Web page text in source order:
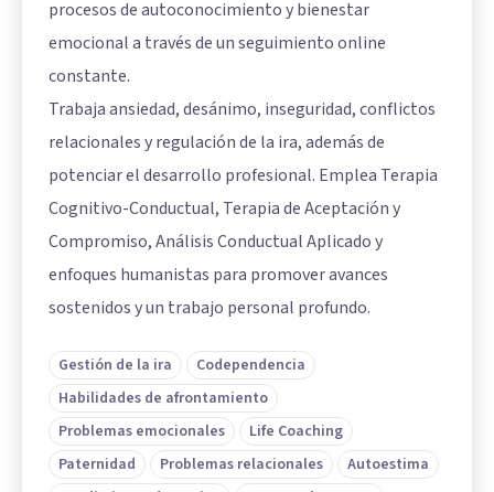
procesos de autoconocimiento y bienestar
emocional a través de un seguimiento online
constante.
Trabaja ansiedad, desánimo, inseguridad, conflictos
relacionales y regulación de la ira, además de
potenciar el desarrollo profesional. Emplea Terapia
Cognitivo-Conductual, Terapia de Aceptación y
Compromiso, Análisis Conductual Aplicado y
enfoques humanistas para promover avances
sostenidos y un trabajo personal profundo.
Gestión de la ira
Codependencia
Habilidades de afrontamiento
Problemas emocionales
Life Coaching
Paternidad
Problemas relacionales
Autoestima